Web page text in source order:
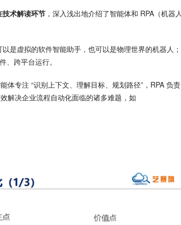
技术解读环节 ，深入浅出地介绍了智能体和 RPA（机器
是虚拟的软件智能助手，也可以是物理世界的机器人；
、跨平台运行。
能体专注 “识别上下文、理解目标、规划路径”，RPA 负责
解决企业流程自动化面临的诸多难题，如